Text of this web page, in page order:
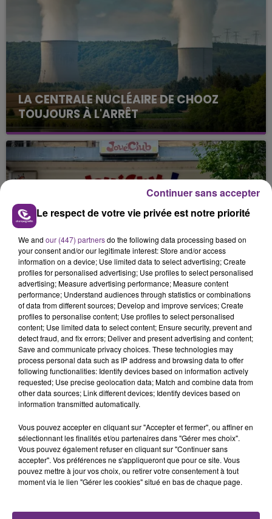
LA CENTRALE NUCLÉAIRE DE CHOOZ
TOUJOURS À L'ARRÊT
Cela fait déjà une semaine que la centrale
nucléaire ardennaise est à l'arrêt. Une situation
justifiée par la sécheresse intense qui est toujours
présente.
LE MAGASIN JOUÉCLUB DE REIMS FERME
SES PORTES
C'était l'une des institutions du centre-ville
rémois. Le magasin JouéClub est contraint de
fermer ses portes.
TITRES DIFFUSÉS
18h30
18h30
JUNGELI & EMMA
18h27
18h27
ELLIE GOULDING
Le respect de votre vie privée est notre priorité
We and our (447) partnersdo the following data processing based on
your consent and/or our legitimate interest: Store and/or access
information on a device; Use limited data to select advertising; Create
profiles for personalised advertising; Use profiles to select personalised
advertising; Measure advertising performance; Measure content
performance; Understand audiences through statistics or combinations
of data from different sources; Develop and improve services; Create
profiles to personalise content; Use profiles to select personalised
content; Use limited data to select content; Ensure security, prevent and
detect fraud, and fix errors; Deliver and present advertising and content;
Save and communicate privacy choices. These technologies may
process personal data such as IP address and browsing data to offer
following functionalities: Identify devices based on information actively
requested; Use precise geolocation data; Match and combine data from
other data sources; Link different devices; Identify devices based on
information transmitted automatically.
Vous pouvez accepter en cliquant sur "Accepter et fermer", ou affiner en
sélectionnant les finalités et/ou partenaires dans "Gérer mes choix".
Vous pouvez également refuser en cliquant sur "Continuer sans
accepter". Vos préférences ne s'appliqueront que pour ce site. Vous
pouvez mettre à jour vos choix, ou retirer votre consentement à tout
moment via le lien "Gérer les cookies" situé en bas de chaque page.
Continuer sans accepter